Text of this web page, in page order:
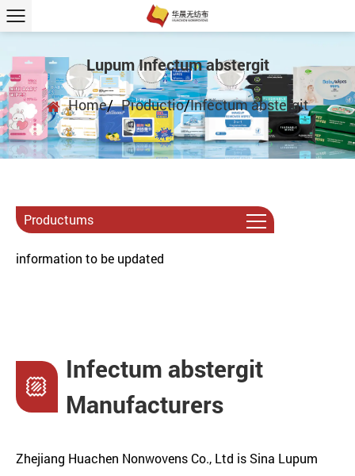
Lupum Infectum abstergit
Home/ Productio/Infectum abstergit
Productums
information to be updated
Infectum abstergit
Manufacturers
Zhejiang Huachen Nonwovens Co., Ltd is Sina Lupum